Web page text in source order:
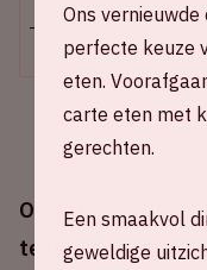
Op zaterdag 8
tegen PSV
Ons
perfecte keuze
eten.
carte eten met
gerechten.
Een smaakvol
geweldige